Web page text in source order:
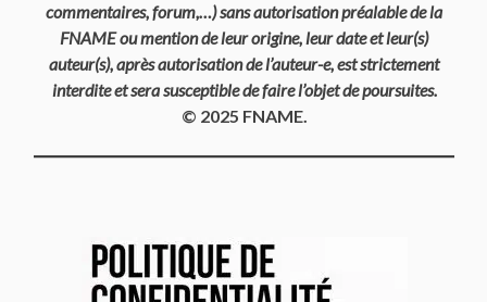
commentaires, forum,…) sans autorisation préalable de la
FNAME ou mention de leur origine, leur date et leur(s)
auteur(s), après autorisation de l’auteur-e, est strictement
interdite et sera susceptible de faire l’objet de poursuites.
© 2025 FNAME.